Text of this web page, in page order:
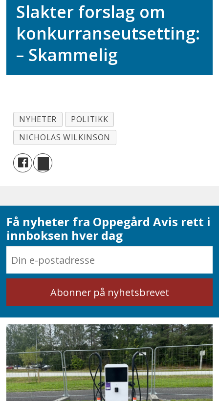
Slakter forslag om
konkurranseutsetting:
– Skammelig
NYHETER
POLITIKK
NICHOLAS WILKINSON
Få nyheter fra Oppegård Avis rett i
innboksen hver dag